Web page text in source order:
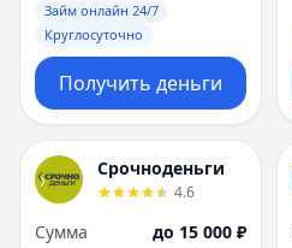
Займ онлайн 24/7
Круглосуточно
Получить деньги
Срочноденьги
4.6
Сумма
до 15 000 ₽